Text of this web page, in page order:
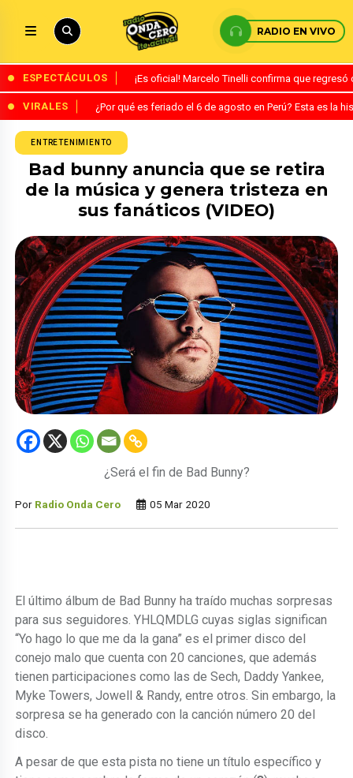
RADIO EN VIVO
ESPECTÁCULOS ¡Es oficial! Marcelo Tinelli confirma que
VIRALES ¿Por qué es feriado el 6 de agosto en Perú? Esta es la
ENTRETENIMIENTO
Bad bunny anuncia que se retira
de la música y genera tristeza en
sus fanáticos (VIDEO)
¿Será el fin de Bad Bunny?
Por Radio Onda Cero 05 Mar 2020
El último álbum de Bad Bunny ha traído muchas sorpresas
para sus seguidores. YHLQMDLG cuyas siglas significan
“Yo hago lo que me da la gana” es el primer disco del
conejo malo que cuenta con 20 canciones, que además
tienen participaciones como las de Sech, Daddy Yankee,
Myke Towers, Jowell & Randy, entre otros. Sin embargo, la
sorpresa se ha generado con la canción número 20 del
disco.
A pesar de que esta pista no tiene un título específico y